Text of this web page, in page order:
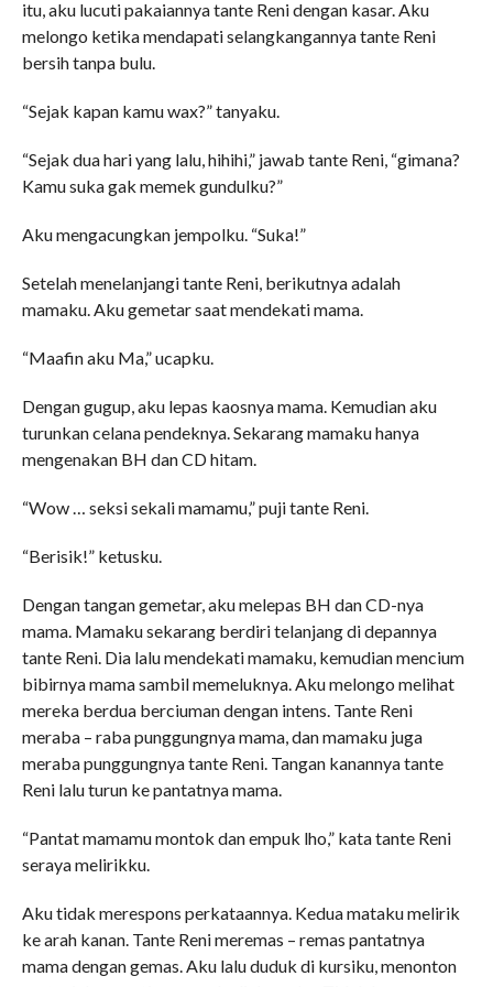
itu, aku lucuti pakaiannya tante Reni dengan kasar. Aku
melongo ketika mendapati selangkangannya tante Reni
bersih tanpa bulu.
“Sejak kapan kamu wax?” tanyaku.
“Sejak dua hari yang lalu, hihihi,” jawab tante Reni, “gimana?
Kamu suka gak memek gundulku?”
Aku mengacungkan jempolku. “Suka!”
Setelah menelanjangi tante Reni, berikutnya adalah
mamaku. Aku gemetar saat mendekati mama.
“Maafin aku Ma,” ucapku.
Dengan gugup, aku lepas kaosnya mama. Kemudian aku
turunkan celana pendeknya. Sekarang mamaku hanya
mengenakan BH dan CD hitam.
“Wow … seksi sekali mamamu,” puji tante Reni.
“Berisik!” ketusku.
Dengan tangan gemetar, aku melepas BH dan CD-nya
mama. Mamaku sekarang berdiri telanjang di depannya
tante Reni. Dia lalu mendekati mamaku, kemudian mencium
bibirnya mama sambil memeluknya. Aku melongo melihat
mereka berdua berciuman dengan intens. Tante Reni
meraba – raba punggungnya mama, dan mamaku juga
meraba punggungnya tante Reni. Tangan kanannya tante
Reni lalu turun ke pantatnya mama.
“Pantat mamamu montok dan empuk lho,” kata tante Reni
seraya melirikku.
Aku tidak merespons perkataannya. Kedua mataku melirik
ke arah kanan. Tante Reni meremas – remas pantatnya
mama dengan gemas. Aku lalu duduk di kursiku, menonton